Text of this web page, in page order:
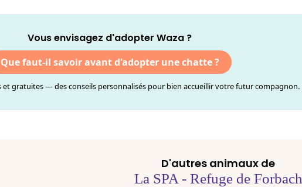
Vous envisagez d'adopter Waza ?
Que faut-il savoir avant d'adopter une chatte ?
et gratuites — des conseils personnalisés pour bien accueillir votre futur compagnon.
D'autres animaux de
La SPA - Refuge de Forbach